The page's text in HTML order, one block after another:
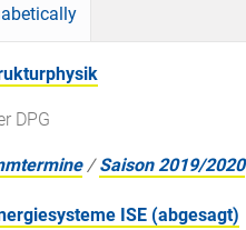
DPG
/Saison 2019/2020
ISE (abgesagt)